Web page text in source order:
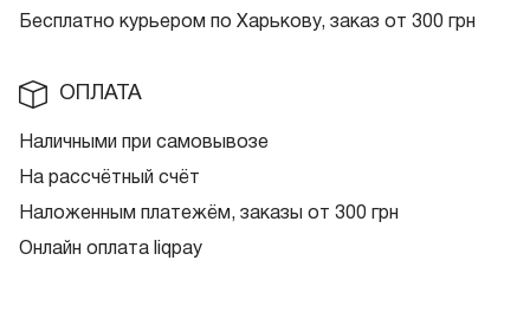
Бесплатно курьером по Харькову, заказ от 300 грн
ОПЛАТА
Наличными при самовывозе
На рассчётный счёт
Наложенным платежём, заказы от 300 грн
Онлайн оплата liqpay